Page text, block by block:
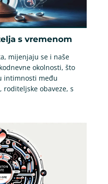
s vremenom
mijenjaju se i naše
okolnosti, što
intimnosti među
obaveze, s